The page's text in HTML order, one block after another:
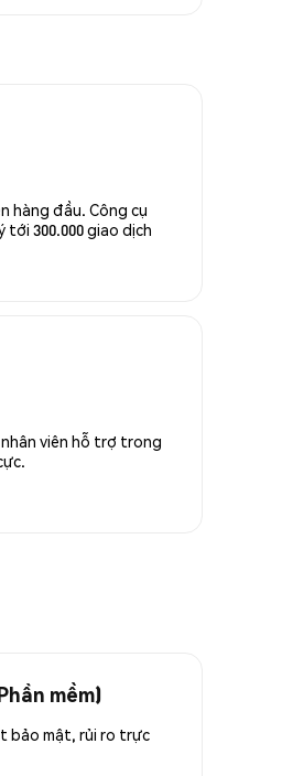
hàng đầu. Công cụ
300.000 giao dịch
viên hỗ trợ trong
mềm)
bảo mật, rủi ro trực